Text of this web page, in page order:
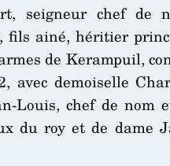
seigneur chef de
fils ainé, héritier
de Kerampuil,
avec demoiselle
chef de nom
du roy et de dame